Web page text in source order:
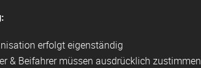
erfolgt eigenständig
& Beifahrer müssen ausdrücklich zustimmen